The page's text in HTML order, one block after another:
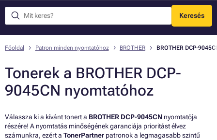
Keresés
Menü
Főoldal Patron minden nyomtatóhoz BROTHER BROTHER DCP-
Tonerek a BROTHER DCP-
9045CN nyomtatóhoz
Válassza ki a kívánt tonert a BROTHER DCP-9045CN nyomtatója
részére! A nyomtatás minőségének garanciája prioritást élvez
számunkra, ezért a TonerPartner patronok a legmagasabb szintű